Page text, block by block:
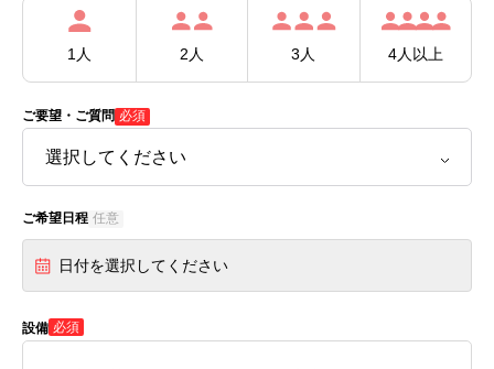
1人 2人 3人 4人以上
ご要望・ご質問 必須
ご希望日程 任意
日付を選択してください
設備 必須